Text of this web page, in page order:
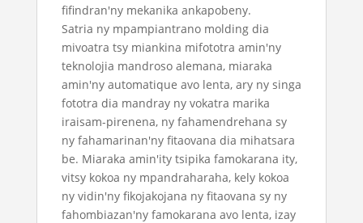
fifindran'ny mekanika ankapobeny.
Satria ny mpampiantrano molding dia
mivoatra tsy miankina mifototra amin'ny
teknolojia mandroso alemana, miaraka
amin'ny automatique avo lenta, ary ny singa
fototra dia mandray ny vokatra marika
iraisam-pirenena, ny fahamendrehana sy
ny fahamarinan'ny fitaovana dia mihatsara
be. Miaraka amin'ity tsipika famokarana ity,
vitsy kokoa ny mpandraharaha, kely kokoa
ny vidin'ny fikojakojana ny fitaovana sy ny
fahombiazan'ny famokarana avo lenta, izay